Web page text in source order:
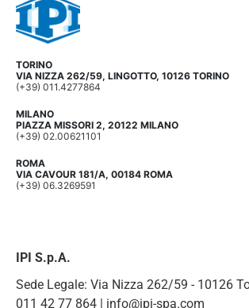
TORINO
VIA NIZZA 262/59, LINGOTTO, 10126 TORINO
(+39) 011.4277864
MILANO
PIAZZA MISSORI 2, 20122 MILANO
(+39) 02.00621101
ROMA
VIA CAVOUR 181/A, 00184 ROMA
(+39) 06.3269591
IPI S.p.A.
Sede Legale: Via Nizza 262/59 - 10126
011 42 77 864 | info@ipi-spa.com